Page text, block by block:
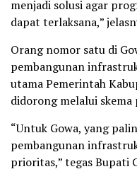
menjadi solusi agar
dapat terlaksana,”
Orang nomor satu di
pembangunan
utama Pemerintah
didorong melalui
“Untuk Gowa, yang
pembangunan
prioritas,” tegas Bupati